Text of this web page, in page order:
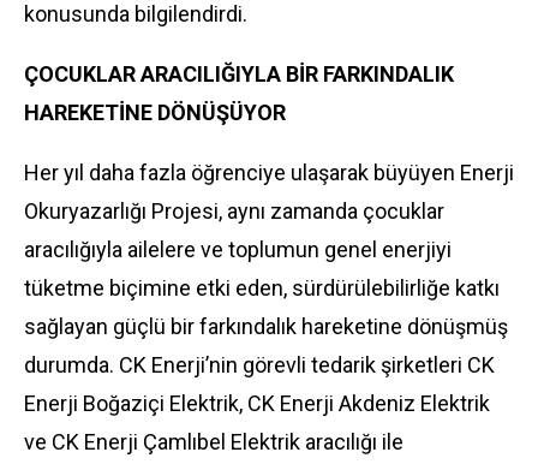
konusunda bilgilendirdi.
ÇOCUKLAR ARACILIĞIYLA BİR FARKINDALIK
HAREKETİNE DÖNÜŞÜYOR
Her yıl daha fazla öğrenciye ulaşarak büyüyen Enerji
Okuryazarlığı Projesi, aynı zamanda çocuklar
aracılığıyla ailelere ve toplumun genel enerjiyi
tüketme biçimine etki eden, sürdürülebilirliğe katkı
sağlayan güçlü bir farkındalık hareketine dönüşmüş
durumda. CK Enerji’nin görevli tedarik şirketleri CK
Enerji Boğaziçi Elektrik, CK Enerji Akdeniz Elektrik
ve CK Enerji Çamlıbel Elektrik aracılığı ile